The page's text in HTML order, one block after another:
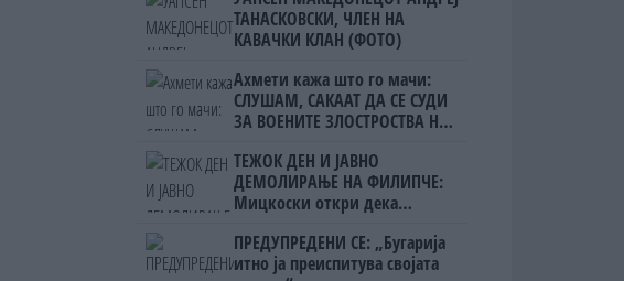
ТАНАСКОВСКИ, ЧЛЕН НА
КАВАЧКИ КЛАН (ФОТО)
Ахмети кажа што го мачи:
СЛУШАМ, САКААТ ДА СЕ СУДИ
ЗА ВОЕНИТЕ ЗЛОСТРОСТВА НА
ТЕЖОК ДЕН И ЈАВНО
ДЕМОЛИРАЊЕ НА ФИЛИПЧЕ:
Мицкоски откри дека
ништо, освен за кеш
ПРЕДУПРЕДЕНИ СЕ: „Бугарија
итно ја преиспитува својата